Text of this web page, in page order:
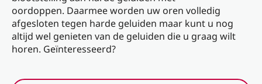
oordoppen. Daarmee worden uw oren volledig
afgesloten tegen harde geluiden maar kunt u nog
altijd wel genieten van de geluiden die u graag wilt
horen. Geïnteresseerd?